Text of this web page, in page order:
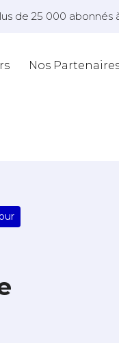
de 25 000 abonnés
Nos